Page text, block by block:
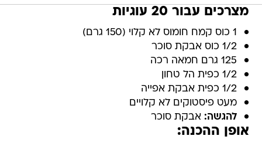
מצרכים עבור 20 עוגיות
1 כוס קמח חומוס לא קלוי (150 גרם)
1/2 כוס אבקת סוכר
125 גרם חמאה רכה
1/2 כפית הל טחון
1/2 כפית אבקת אפייה
מעט פיסטוקים לא קלויים
להגשה: אבקת סוכר
אופן ההכנה: